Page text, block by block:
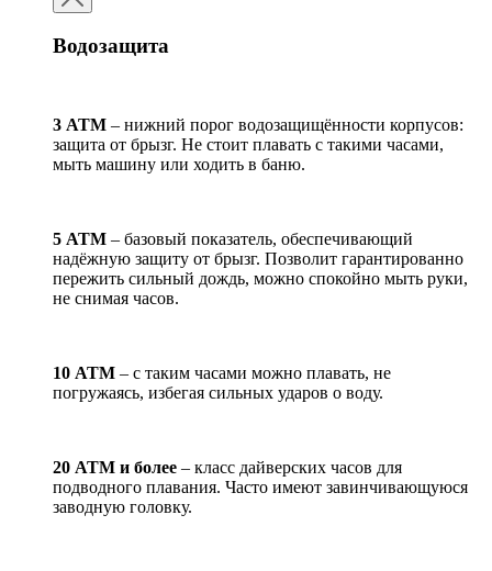
Водозащита
3 АТМ – нижний порог водозащищённости корпусов:
защита от брызг. Не стоит плавать с такими часами,
мыть машину или ходить в баню.
5 АТМ – базовый показатель, обеспечивающий
надёжную защиту от брызг. Позволит гарантированно
пережить сильный дождь, можно спокойно мыть руки,
не снимая часов.
10 АТМ – с таким часами можно плавать, не
погружаясь, избегая сильных ударов о воду.
20 АТМ и более – класс дайверских часов для
подводного плавания. Часто имеют завинчивающуюся
заводную головку.